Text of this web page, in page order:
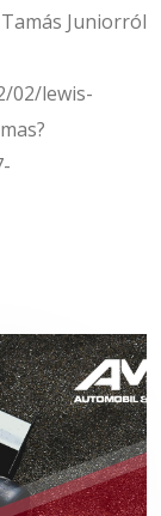
Juniorról
02/lewis-